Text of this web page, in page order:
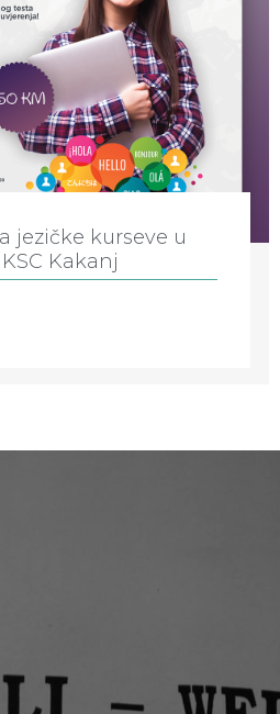
jezičke kurseve u
Kakanj